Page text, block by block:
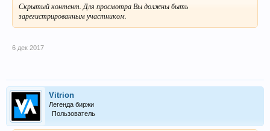
Скрытый контент. Для просмотра Вы должны быть
зарегистрированным участником.
6 дек 2017
Vitrion
Легенда биржи
Пользователь